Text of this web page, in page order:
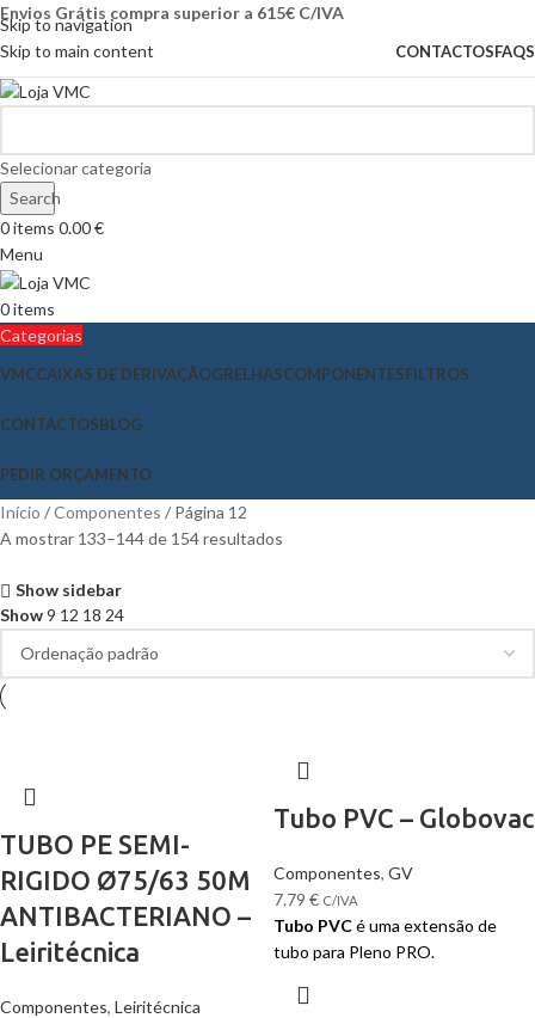
Skip to navigation
Skip to main content
Envios Grátis compra superior a 615€ C/IVA
CONTACTOSFAQS
Selecionar categoria
Search
0items 0.00€
Menu
0items
Categorias
VMCCAIXAS DE DERIVAÇÃOGRELHASCOMPONENTESFILTROS
CONTACTOSBLOG
PEDIR ORÇAMENTO
Início Componentes
Página 12
A mostrar 133–144 de 154 resultados
Show sidebar
Show9 12 18 24
TUBO PE SEMI-
RIGIDO Ø75/63 50M
ANTIBACTERIANO –
Leiritécnica
Componentes, Leiritécnica
Tubo PVC – Globovac
Componentes, GV
7.79 € C/IVA
Tubo PVCé uma extensão de
tubo para Pleno PRO.